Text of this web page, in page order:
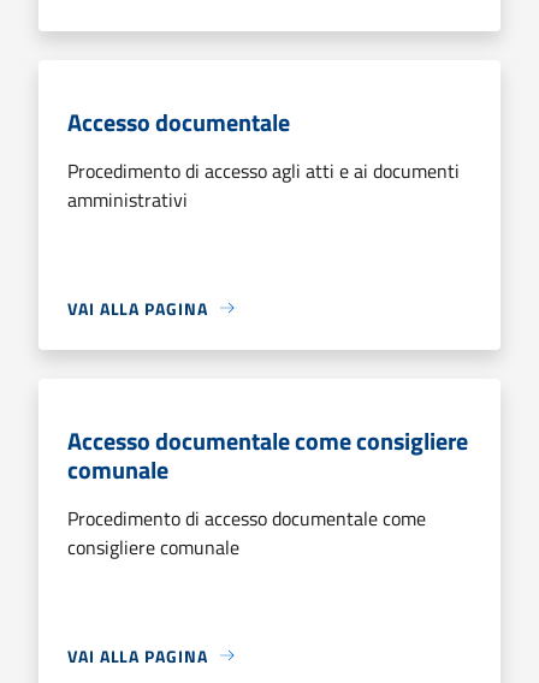
Accesso documentale
Procedimento di accesso agli atti e ai documenti
amministrativi
VAI ALLA PAGINA
Accesso documentale come consigliere
comunale
Procedimento di accesso documentale come
consigliere comunale
VAI ALLA PAGINA